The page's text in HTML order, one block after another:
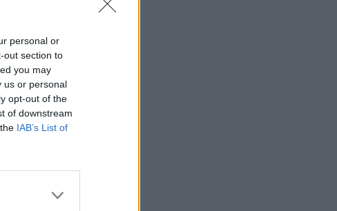
personal or
out section to
you may
us or personal
opt-out of the
of downstream
IAB’s List of